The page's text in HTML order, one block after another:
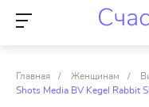
Главная / Женщинам /
Shots Media BV Kegel Rabbit